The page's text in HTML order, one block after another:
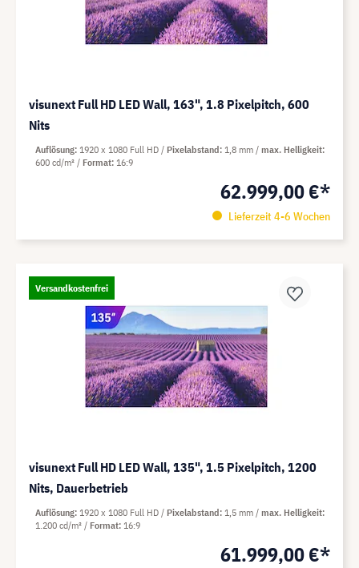
visunext Full HD LED Wall, 163", 1.8 Pixelpitch, 600
Nits
62.999,00 €*
Lieferzeit 4-6 Wochen
Auflösung 1920 x 1080 Full HD Pixelabstand 1,8 mm
max. Helligkeit
600 cd/m²
Format 16:9
Versandkostenfrei
visunext Full HD LED Wall, 135", 1.5 Pixelpitch, 1200
Nits, Dauerbetrieb
61.999,00 €*
Auflösung 1920 x 1080 Full HD Pixelabstand 1,5 mm
max. Helligkeit
1.200 cd/m²
Format 16:9